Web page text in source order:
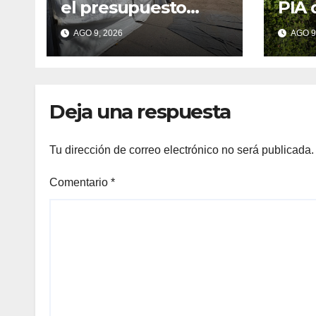
el presupuesto
récord del Cristo se
traduzca en unas
fiestas más plurales
AGO 9, 2026
PIA
a
AGO
Deja una respuesta
Tu dirección de correo electrónico no será publicada.
Comentario *